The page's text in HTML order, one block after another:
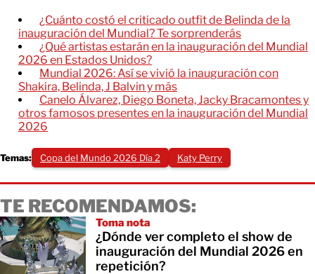
¿Cuánto costó el criticado outfit de Belinda de la
inauguración del Mundial? Te sorprenderás
¿Qué artistas estarán en la inauguración del Mundial
2026 en Estados Unidos?
Mundial 2026: Así se vivió la inauguración con
Shakira, Belinda, J Balvin y más
Canelo Álvarez, Diego Boneta, Jacky Bracamontes y
otros famosos presentes en la inauguración del Mundial
2026
Temas: Copa del Mundo 2026 Día 2 Katy Perry
TE RECOMENDAMOS:
Toma nota
¿Dónde ver completo el show de
inauguración del Mundial 2026 en
repetición?